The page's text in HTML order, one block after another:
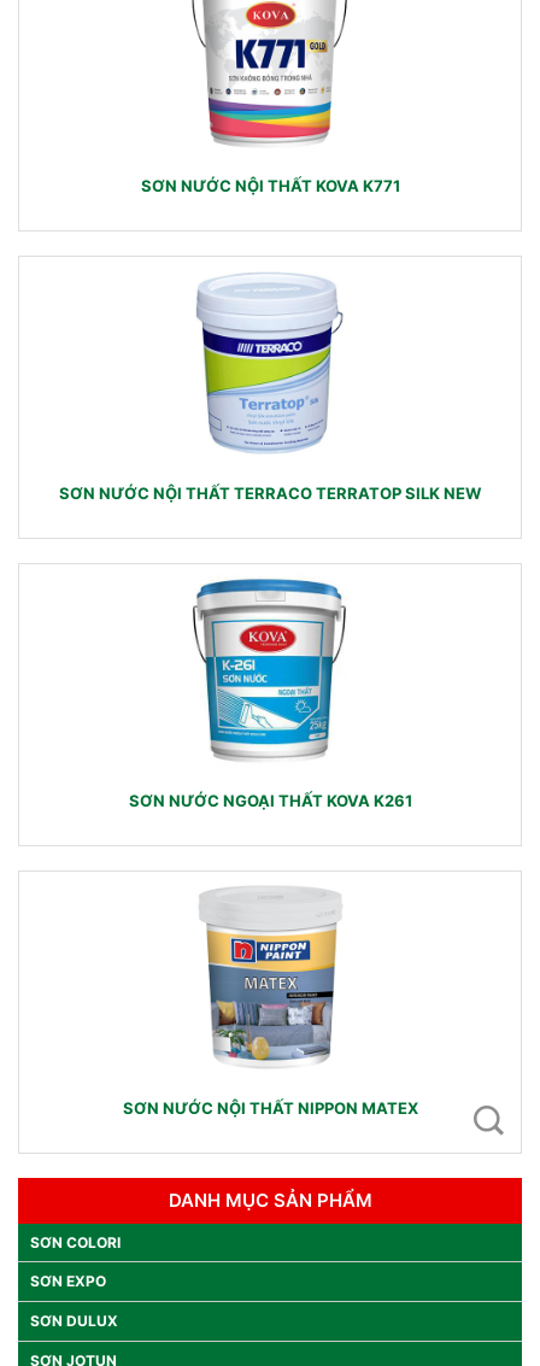
SƠN NƯỚC NỘI THẤT KOVA K771
SƠN NƯỚC NỘI THẤT TERRACO TERRATOP SILK NEW
SƠN NƯỚC NGOẠI THẤT KOVA K261
SƠN NƯỚC NỘI THẤT NIPPON MATEX
DANH MỤC SẢN PHẨM
SƠN COLORI
SƠN EXPO
SƠN DULUX
SƠN JOTUN